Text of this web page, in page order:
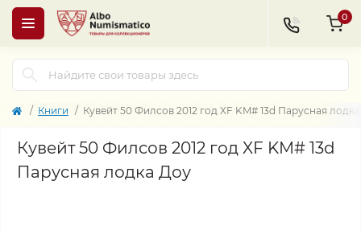
0
Книги Кувейт 50 Филсов 2012 год XF KM# 13d Парусная
Кувейт 50 Филсов 2012 год XF KM# 13d
Парусная лодка Доу